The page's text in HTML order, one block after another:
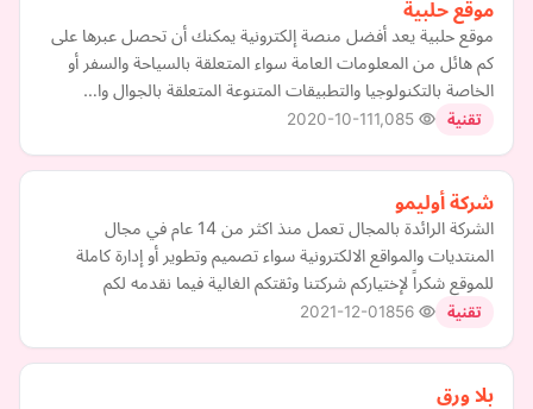
موقع حلبية
موقع حلبية يعد أفضل منصة إلكترونية يمكنك أن تحصل عبرها على
كم هائل من المعلومات العامة سواء المتعلقة بالسياحة والسفر أو
الخاصة بالتكنولوجيا والتطبيقات المتنوعة المتعلقة بالجوال وا…
تقنية 2020-10-11
شركة أوليمو
الشركة الرائدة بالمجال تعمل منذ اكثر من 14 عام في مجال
المنتديات والمواقع الالكترونية سواء تصميم وتطوير أو إدارة كاملة
للموقع شكراً لإختياركم شركتنا وثقتكم الغالية فيما نقدمه لكم
تقنية 2021-12-01
بلا ورق